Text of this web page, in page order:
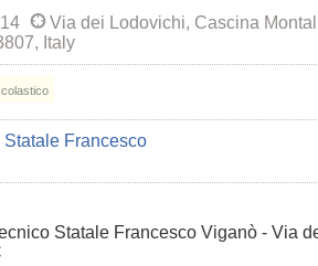
Via dei Lodovichi, Cascina
Italy
Statale Francesco Viganò - Via